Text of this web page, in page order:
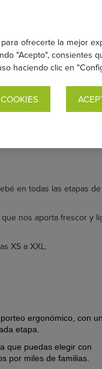
tela larga y dos anillas
única de 48% lino y 52%
el primer momento.
hasta los 15Kg.
en todas las etapas de
nos aporta frescor y
XS a XXL.
ergonómico, con
etapa.
que puedas elegir con
por miles de familias.
ofrecerte la mejor
"Acepto", consientes
haciendo clic en